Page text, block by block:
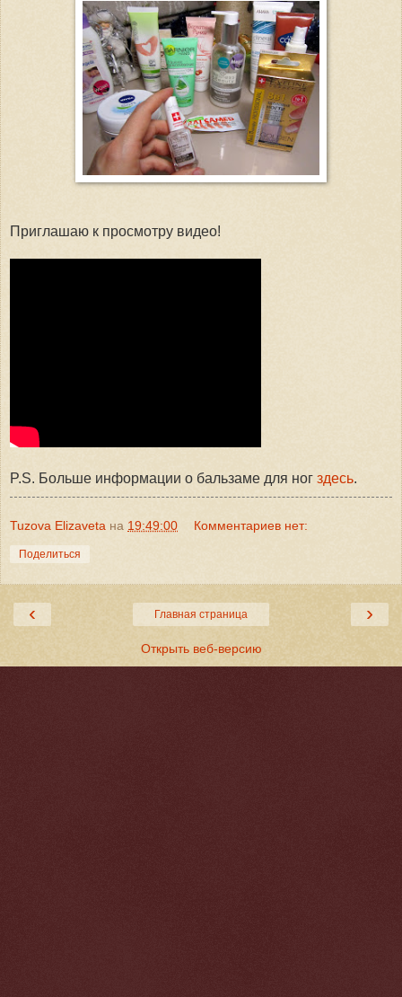
Приглашаю к просмотру видео!
P.S. Больше информации о бальзаме для ног здесь.
Tuzova Elizaveta на 19:49:00 Комментариев нет:
Поделиться
‹ ›
Главная страница
Открыть веб-версию